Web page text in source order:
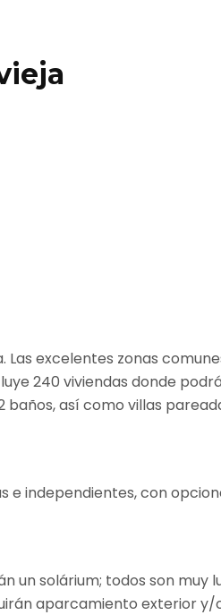
Las excelentes zonas
240 viviendas donde
así como villas
independientes, con
un solárium; todos son muy
aparcamiento exterior y/